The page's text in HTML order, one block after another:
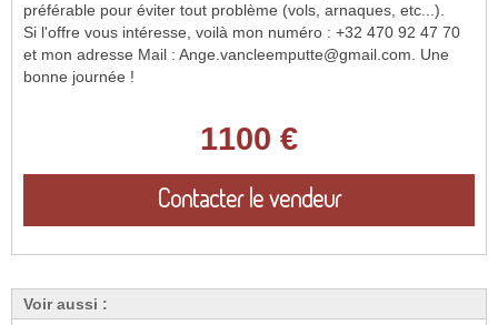
préférable pour éviter tout problème (vols, arnaques, etc...).
Si l'offre vous intéresse, voilà mon numéro : +32 470 92 47 70
et mon adresse Mail : Ange.vancleemputte@gmail.com. Une
bonne journée !
1100 €
Contacter le vendeur
Voir aussi :